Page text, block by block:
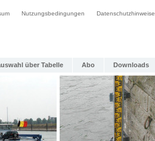
Nutzungsbedingungen Datenschutzhinweise
über Tabelle Abo Downloads